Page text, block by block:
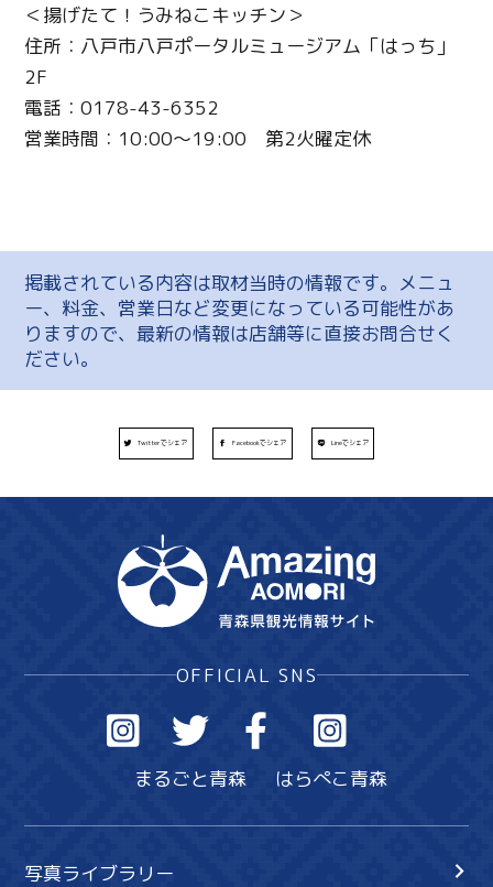
＜揚げたて！うみねこキッチン＞
住所：八戸市八戸ポータルミュージアム「はっち」
2F
電話：0178-43-6352
営業時間：10:00～19:00 第2火曜定休
掲載されている内容は取材当時の情報です。メニュ
ー、料金、営業日など変更になっている可能性があ
りますので、最新の情報は店舗等に直接お問合せく
ださい。
Twitterでシェア Facebookでシェア Lineでシェア
OFFICIAL SNS
まるごと青森 はらぺこ青森
写真ライブラリー